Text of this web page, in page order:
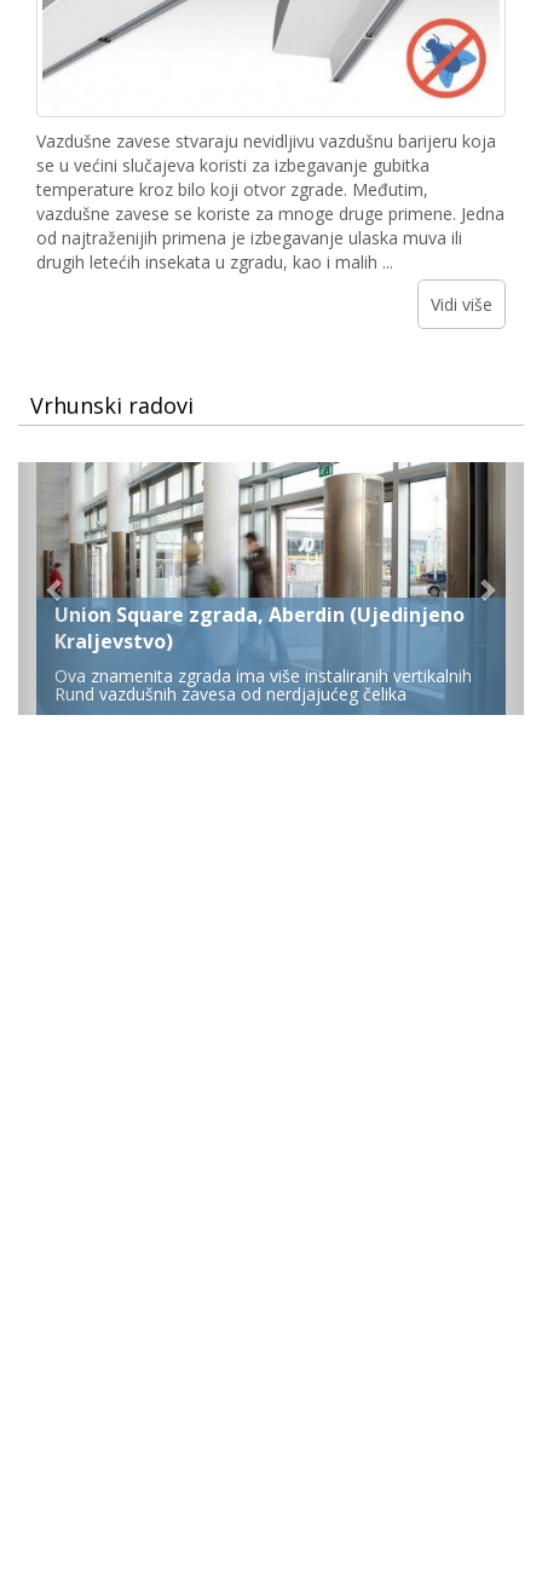
Vazdušne zavese stvaraju nevidljivu vazdušnu barijeru koja
se u većini slučajeva koristi za izbegavanje gubitka
temperature kroz bilo koji otvor zgrade. Međutim,
vazdušne zavese se koriste za mnoge druge primene. Jedna
od najtraženijih primena je izbegavanje ulaska muva ili
drugih letećih insekata u zgradu, kao i malih ...
Vidi više
Vrhunski radovi
Union Square zgrada, Aberdin (Ujedinjeno
Kraljevstvo)
Ova znamenita zgrada ima više instaliranih vertikalnih
Rund vazdušnih zavesa od nerdjajućeg čelika